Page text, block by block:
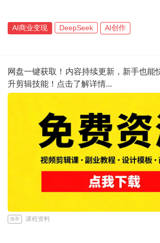
AI商业变现 DeepSeek AI创作
网盘一键获取！内容持续更新，新手也能
升剪辑技能！点击了解详情...
推荐 课程资料